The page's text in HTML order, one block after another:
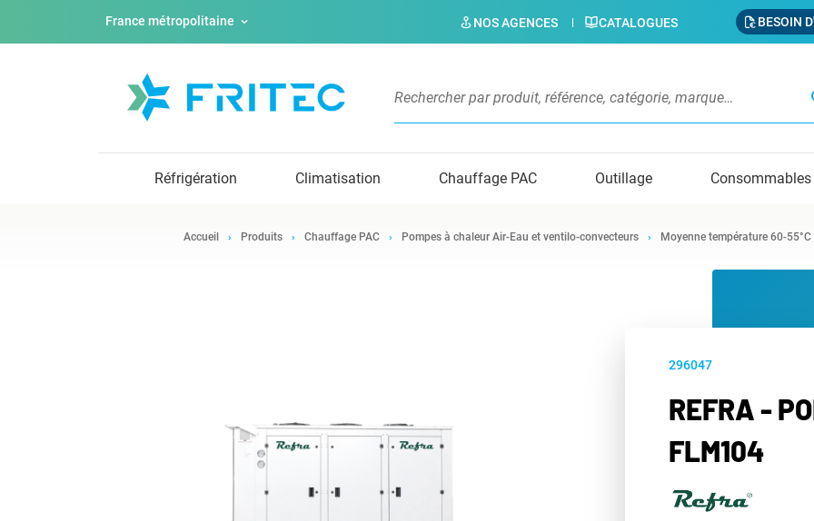
France métropolitaine NOS AGENCES CATALOGUES BESOIN
Réfrigération Climatisation Chauffage PAC Outillage Consommables
Accueil Produits Chauffage PAC Pompes à chaleur Air-Eau et ventilo-convecteurs Moyenne température 60-55°C
296047
REFRA -
FLM104